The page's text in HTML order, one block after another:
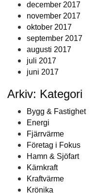
december 2017
november 2017
oktober 2017
september 2017
augusti 2017
juli 2017
juni 2017
Arkiv: Kategori
Bygg & Fastighet
Energi
Fjärrvärme
Företag i Fokus
Hamn & Sjöfart
Kärnkraft
Kraftvärme
Krönika